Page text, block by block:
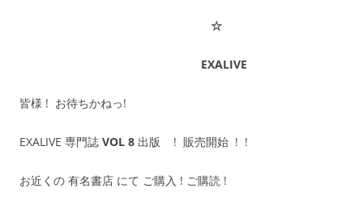
☆
EXALIVE
皆様 ! お待ちかねっ!
EXALIVE 専門誌 VOL 8 出版 ! 販売開始 ! !
お近くの 有名書店 にて ご購入 ! ご購読 !